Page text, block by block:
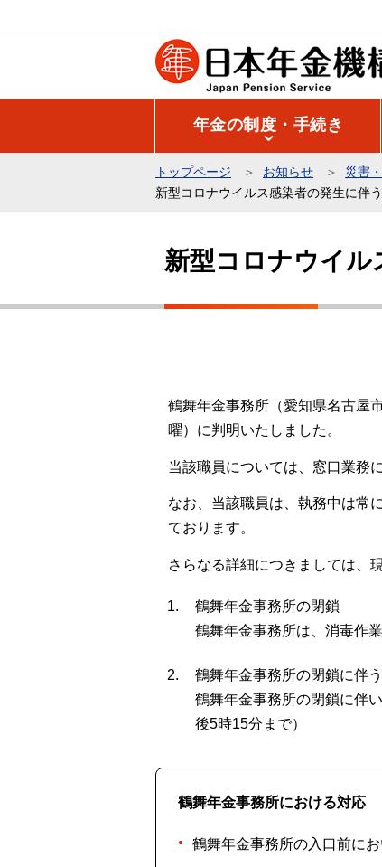
の
年金の制度・手続き
トップページ お知らせ 災害
新型コロナウイルス感染者の発生に伴
新型コロナウイル
鶴舞年金事務所（愛知県名古屋
曜）に判明いたしました。
当該職員については、窓口業務
なお、当該職員は、執務中は常
ております。
さらなる詳細につきましては、
鶴舞年金事務所の閉鎖
鶴舞年金事務所は、消毒作
鶴舞年金事務所の閉鎖に伴
鶴舞年金事務所の閉鎖に伴
後5時15分まで）
鶴舞年金事務所における対応
鶴舞年金事務所の入口前に